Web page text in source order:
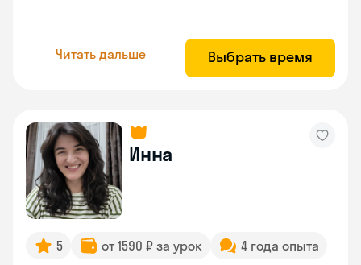
Читать дальше Выбрать время
Инна
5 от 1590 ₽ за урок 4 года опыта